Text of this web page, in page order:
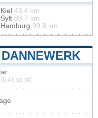
43.4 km
88.7 km
99.8 km
(6,43 sq mi)